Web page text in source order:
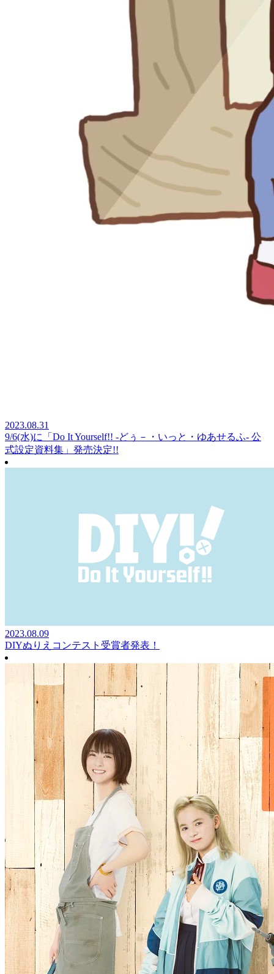
2023.08.31
9/6(水)に「Do It Yourself!! ‐どぅ－・いっと・ゆあせるふ‐ 公
式設定資料集」発売決定!!
2023.08.09
DIYぬりえコンテスト受賞者発表！